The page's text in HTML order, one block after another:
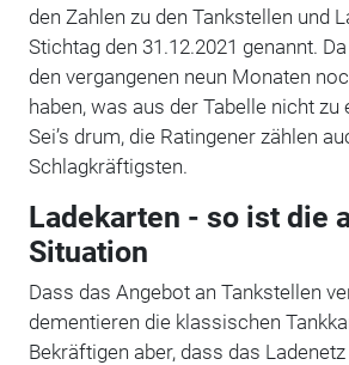
den Zahlen zu den Tankstellen und
Stichtag den 31.12.2021 genannt.
den vergangenen neun Monaten
haben, was aus der Tabelle nicht zu
Sei’s drum, die Ratingener zählen
Schlagkräftigsten.
Ladekarten - so ist die
Situation
Dass das Angebot an Tankstellen
dementieren die klassischen
Bekräftigen aber, dass das